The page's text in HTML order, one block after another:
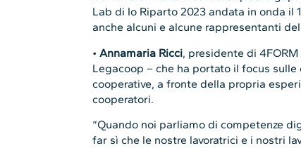
Lab di Io Riparto 2023 andata in onda il
anche alcuni e alcune rappresentanti
•Annamaria Ricci, presidente di
Legacoop – che ha portato il focus
cooperative, a fronte della propria
cooperatori.
“Quando noi parliamo di competenze
far sì che le nostre lavoratrici e i nostri